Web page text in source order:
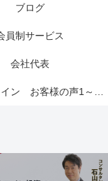
ブログ
員制サービス
会社代表
ゴールドコイン お客様の声1～6ページ